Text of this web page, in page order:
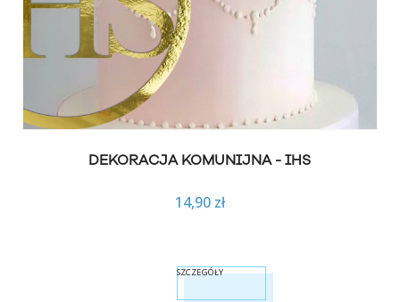
DEKORACJA KOMUNIJNA - IHS
14,90 zł
SZCZEGÓŁY